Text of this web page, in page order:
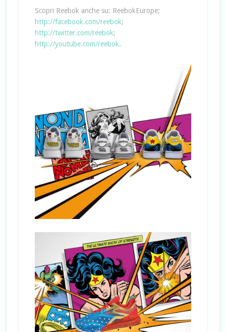
Scopri Reebok anche su: ReebokEurope;
http://facebook.com/reebok;
http://twitter.com/reebok;
http://youtube.com/reebok.